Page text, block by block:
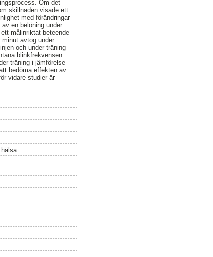
Om det
skillnaden visade ett
med förändringar
en belöning under
målinriktat beteende
avtog under
och under träning
blinkfrekvensen
träning i jämförelse
bedöma effekten av
vidare studier är